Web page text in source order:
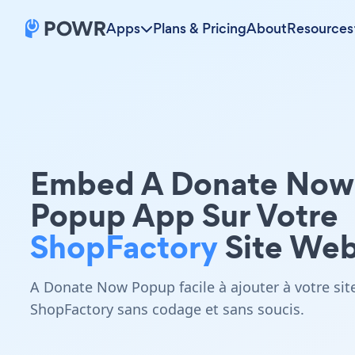
Apps Plans & PricingAboutResources
Embed A Donate Now
Popup App Sur Votre
ShopFactorySite
A Donate Now Popup facile à ajouter à votre
ShopFactory sans codage et sans soucis.